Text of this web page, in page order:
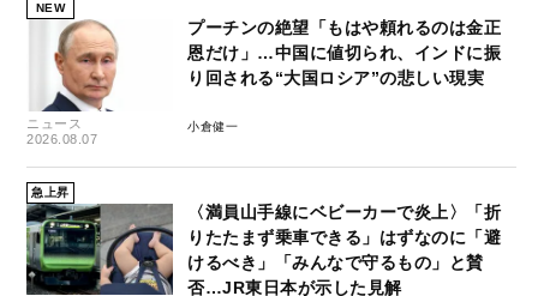
NEW
ニュース
2026.08.07
プーチンの絶望「もはや頼れるのは金正
恩だけ」…中国に値切られ、インドに振
り回される“大国ロシア”の悲しい現実
小倉健一
急上昇
〈満員山手線にベビーカーで炎上〉「折
りたたまず乗車できる」はずなのに「避
けるべき」「みんなで守るもの」と賛
否…JR東日本が示した見解